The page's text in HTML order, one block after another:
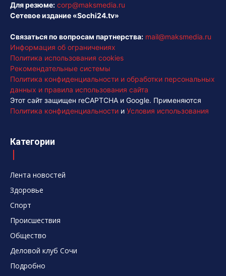
Для резюме: corp@maksmedia.ru
Сетевое издание «Sochi24.tv»
Связаться по вопросам партнерства: mail@maksmedia.ru
Информация об ограничениях
Политика использования cookies
Рекомендательные системы
Политика конфиденциальности и обработки персональных
данных и правила использования сайта
Этот сайт защищен reCAPTCHA и Google. Применяются
Политика конфиденциальности и Условия использования
Категории
Лента новостей
Здоровье
Спорт
Происшествия
Общество
Деловой клуб Сочи
Подробно